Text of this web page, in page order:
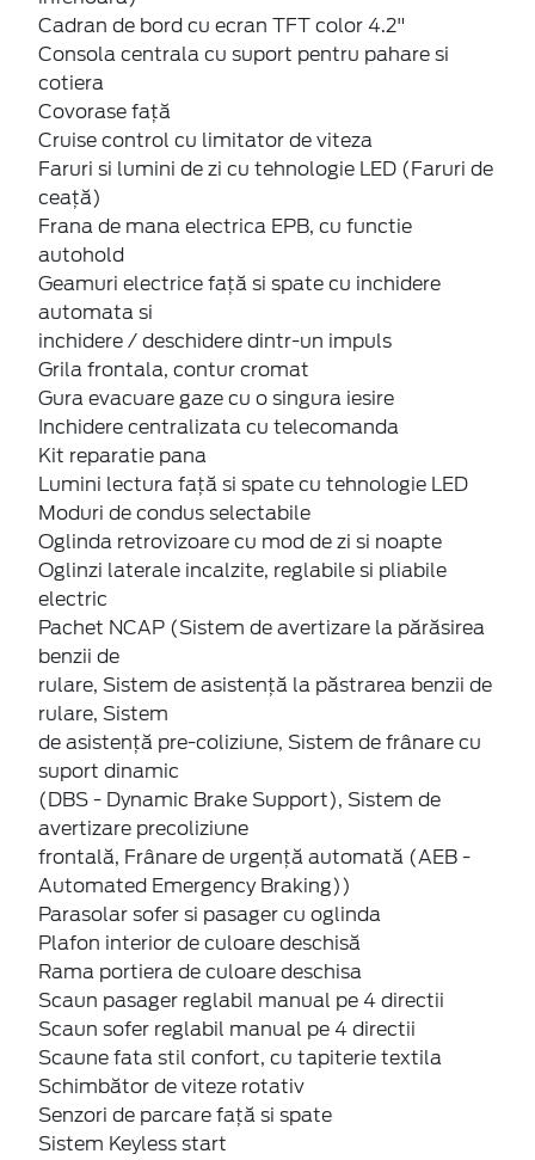
Cadran de bord cu ecran TFT color 4.2"
Consola centrala cu suport pentru pahare si
cotiera
Covorase față
Cruise control cu limitator de viteza
Faruri si lumini de zi cu tehnologie LED (Faruri de
ceață)
Frana de mana electrica EPB, cu functie
autohold
Geamuri electrice față si spate cu inchidere
automata si
inchidere / deschidere dintr-un impuls
Grila frontala, contur cromat
Gura evacuare gaze cu o singura iesire
Inchidere centralizata cu telecomanda
Kit reparatie pana
Lumini lectura față si spate cu tehnologie LED
Moduri de condus selectabile
Oglinda retrovizoare cu mod de zi si noapte
Oglinzi laterale incalzite, reglabile si pliabile
electric
Pachet NCAP (Sistem de avertizare la părăsirea
benzii de
rulare, Sistem de asistență la păstrarea benzii de
rulare, Sistem
de asistență pre-coliziune, Sistem de frânare cu
suport dinamic
(DBS - Dynamic Brake Support), Sistem de
avertizare precoliziune
frontală, Frânare de urgență automată (AEB -
Automated Emergency Braking))
Parasolar sofer si pasager cu oglinda
Plafon interior de culoare deschisă
Rama portiera de culoare deschisa
Scaun pasager reglabil manual pe 4 directii
Scaun sofer reglabil manual pe 4 directii
Scaune fata stil confort, cu tapiterie textila
Schimbător de viteze rotativ
Senzori de parcare față si spate
Sistem Keyless start